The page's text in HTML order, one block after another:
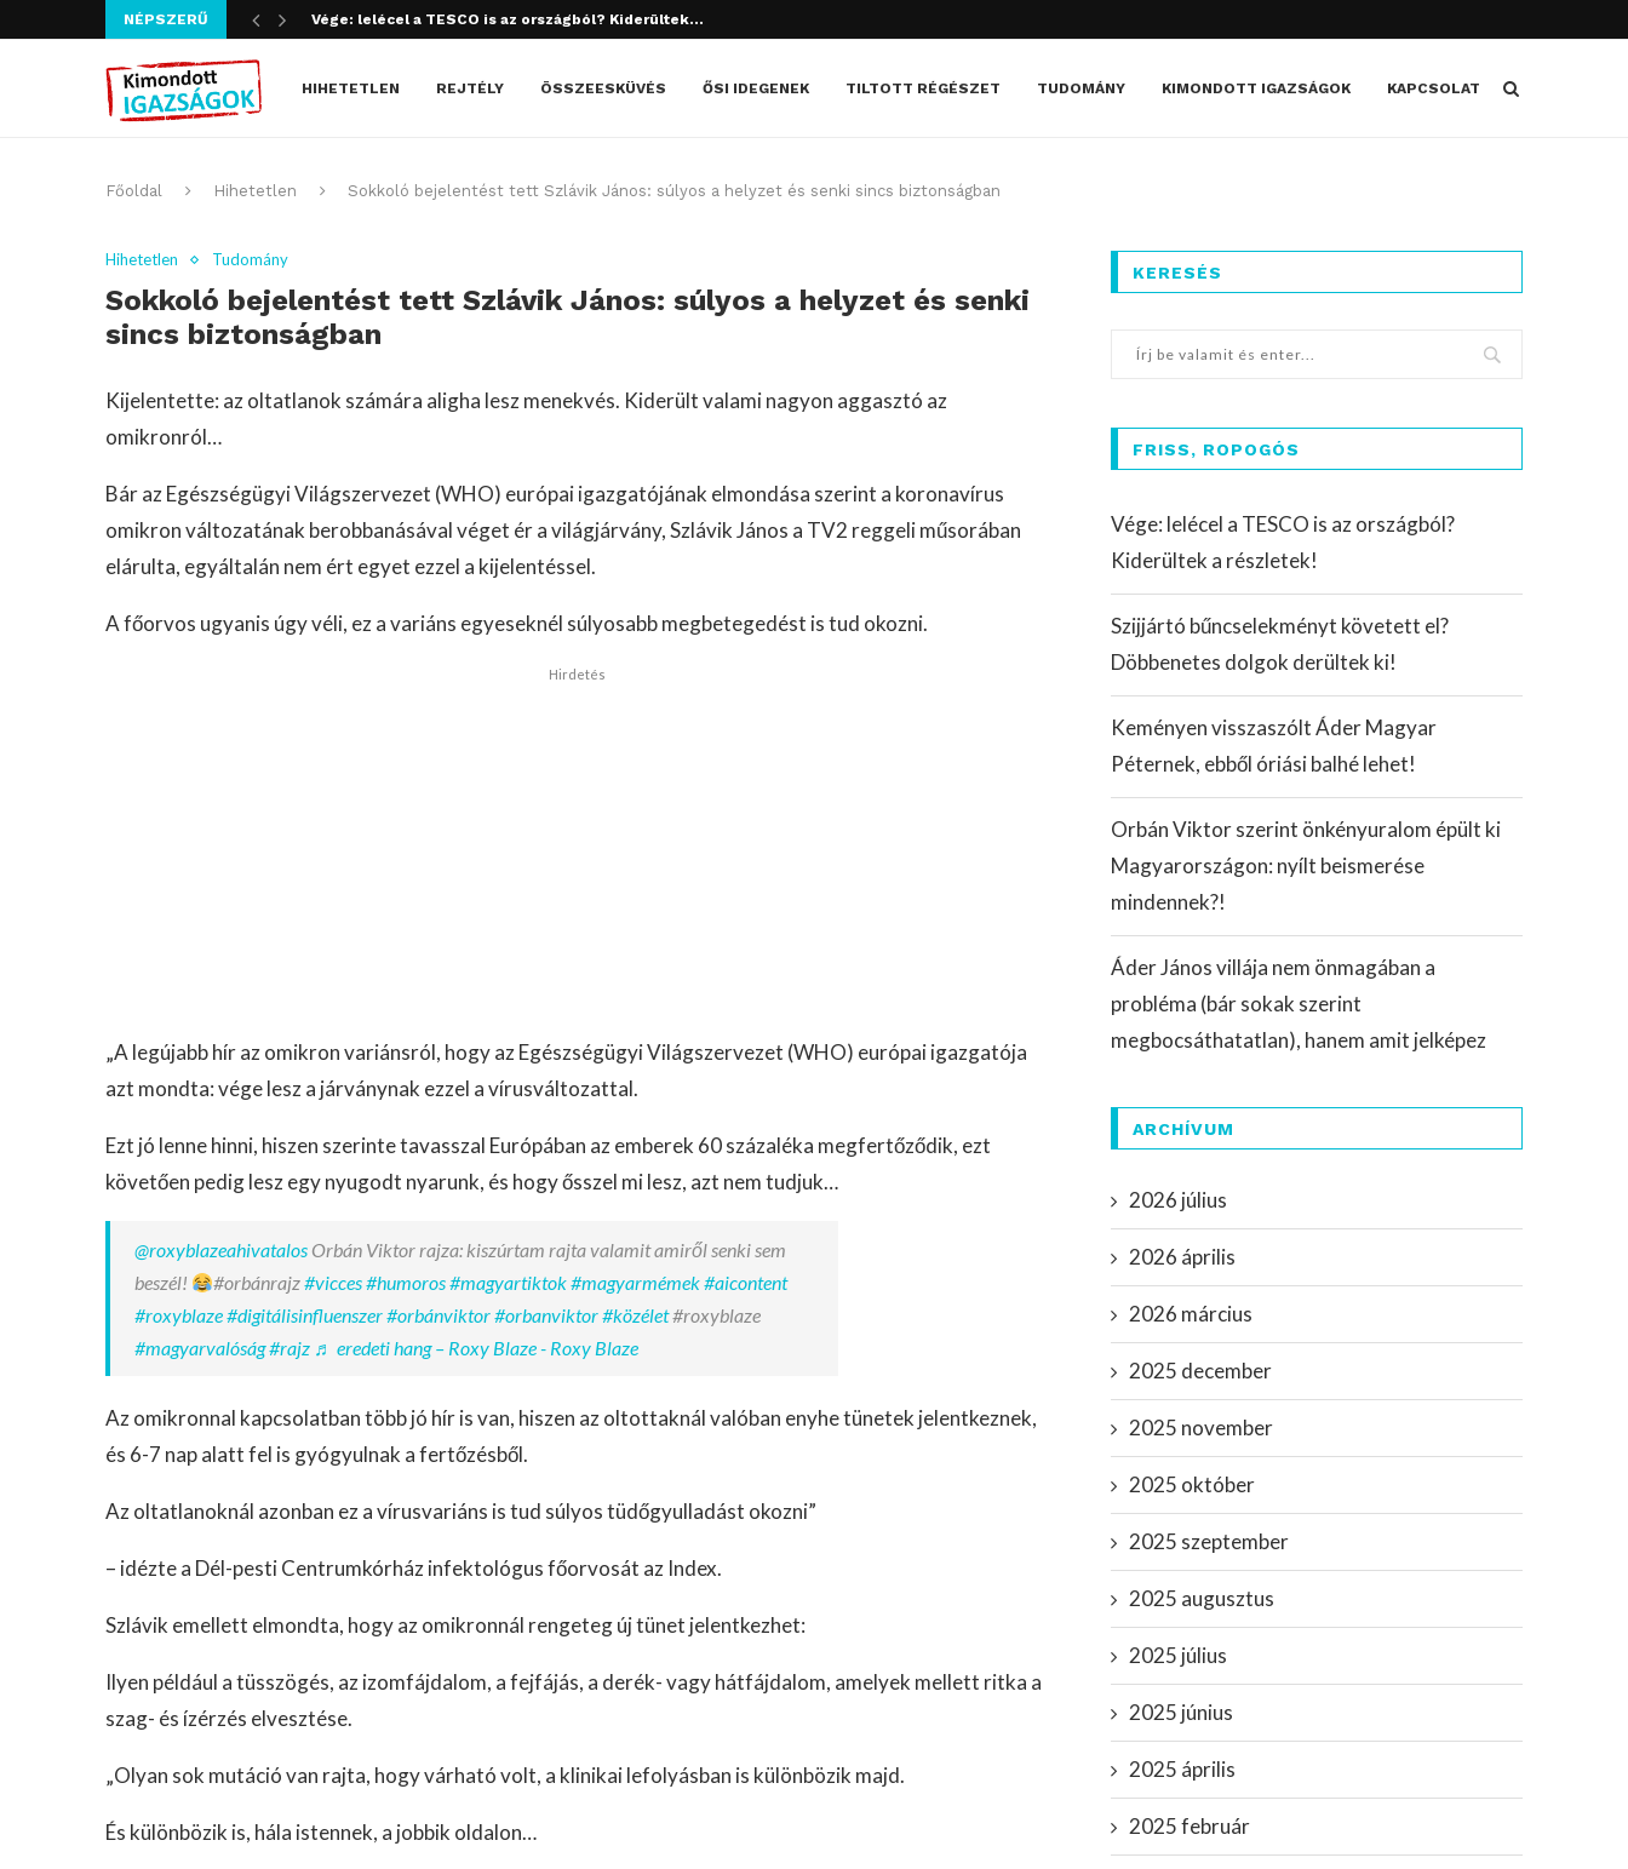
NÉPSZERŰ Szijjártó bűncselekményt követett el? Döbbenetes dolgok derültek ki!
HIHETETLEN REJTÉLY ÖSSZEESKÜVÉS ŐSI IDEGENEK TILTOTT RÉGÉSZET TUDOMÁNY KIMONDOTT IGAZSÁGOK KAPCSOLAT
Főoldal Hihetetlen Sokkoló bejelentést tett Szlávik János: súlyos a helyzet és senki sincs biztonságban
Hihetetlen Tudomány
Sokkoló bejelentést tett Szlávik János: súlyos a helyzet és senki
sincs biztonságban
Kijelentette: az oltatlanok számára aligha lesz menekvés. Kiderült valami nagyon aggasztó az
omikronról…
Bár az Egészségügyi Világszervezet (WHO) európai igazgatójának elmondása szerint a koronavírus
omikron változatának berobbanásával véget ér a világjárvány, Szlávik János a TV2 reggeli műsorában
elárulta, egyáltalán nem ért egyet ezzel a kijelentéssel.
A főorvos ugyanis úgy véli, ez a variáns egyeseknél súlyosabb megbetegedést is tud okozni.
Hirdetés
„A legújabb hír az omikron variánsról, hogy az Egészségügyi Világszervezet (WHO) európai igazgatója
azt mondta: vége lesz a járványnak ezzel a vírusváltozattal.
Ezt jó lenne hinni, hiszen szerinte tavasszal Európában az emberek 60 százaléka megfertőződik, ezt
követően pedig lesz egy nyugodt nyarunk, és hogy ősszel mi lesz, azt nem tudjuk…
@roxyblazeahivatalos Orbán Viktor rajza: kiszúrtam rajta valamit amiről senki sem
beszél!
#orbánrajz#vicces#humoros#magyartiktok#magyarmémek#aicontent
#roxyblaze#digitálisinfluenszer#orbánviktor#orbanviktor#közélet#roxyblaze
#magyarvalóság#rajz ♬ eredeti hang – Roxy Blaze - Roxy Blaze
Az omikronnal kapcsolatban több jó hír is van, hiszen az oltottaknál valóban enyhe tünetek jelentkeznek,
és 6-7 nap alatt fel is gyógyulnak a fertőzésből.
Az oltatlanoknál azonban ez a vírusvariáns is tud súlyos tüdőgyulladást okozni”
– idézte a Dél-pesti Centrumkórház infektológus főorvosát az Index.
Szlávik emellett elmondta, hogy az omikronnál rengeteg új tünet jelentkezhet:
Ilyen például a tüsszögés, az izomfájdalom, a fejfájás, a derék- vagy hátfájdalom, amelyek mellett ritka a
szag- és ízérzés elvesztése.
„Olyan sok mutáció van rajta, hogy várható volt, a klinikai lefolyásban is különbözik majd.
És különbözik is, hála istennek, a jobbik oldalon…
KERESÉS
FRISS, ROPOGÓS
Vége: lelécel a TESCO is az országból?
Kiderültek a részletek!
Szijjártó bűncselekményt követett el?
Döbbenetes dolgok derültek ki!
Keményen visszaszólt Áder Magyar
Péternek, ebből óriási balhé lehet!
Orbán Viktor szerint önkényuralom épült ki
Magyarországon: nyílt beismerése
mindennek?!
Áder János villája nem önmagában a
probléma (bár sokak szerint
megbocsáthatatlan), hanem amit jelképez
ARCHÍVUM
2026 július
2026 április
2026 március
2025 december
2025 november
2025 október
2025 szeptember
2025 augusztus
2025 július
2025 június
2025 április
2025 február